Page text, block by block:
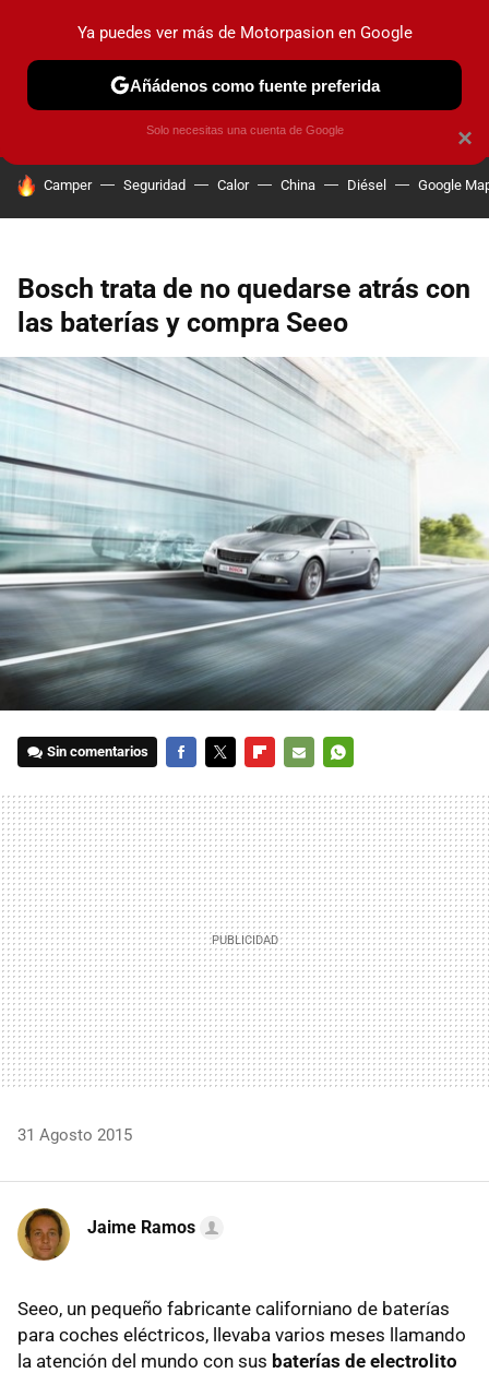
PRUEBAS COCHES ELÉCTRICOS OBSERVATORIO
HOY SE HABLA DE
Camper Seguridad Calor China Diésel Google
Bosch trata de no quedarse atrás con
las baterías y compra Seeo
Sin comentarios
MAIL
31 Agosto 2015
Jaime Ramos
Seeo, un pequeño fabricante californiano de baterías
para coches eléctricos, llevaba varios meses llamando
la atención del mundo con sus baterías de electrolito
×
Ya puedes ver más de Motorpasion en Google
Añádenos como fuente preferida
Solo necesitas una cuenta de Google